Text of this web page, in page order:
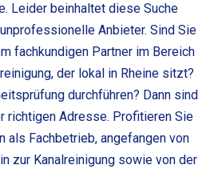
Leider beinhaltet diese Suche
Anbieter. Sind Sie
fachkundigen Partner im Bereich
der lokal in Rheine sitzt?
durchführen? Dann sind
richtigen Adresse. Profitieren Sie
als Fachbetrieb, angefangen von
zur Kanalreinigung sowie von der